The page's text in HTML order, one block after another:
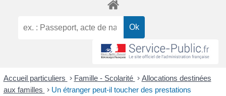
Accueil particuliers > Famille - Scolarité > Allocations destinées
aux familles > Un étranger peut-il toucher des prestations